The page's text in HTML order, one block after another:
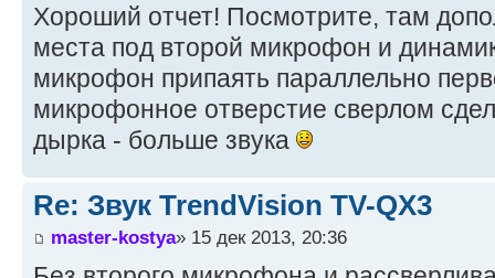
Хороший отчет! Посмотрите, там
места под второй микрофон и
микрофон припаять параллельно
микрофонное отверстие сверлом
дырка - больше звука
Re: Звук TrendVision TV-QX3
master-kostya» 15 дек 2013, 20:36